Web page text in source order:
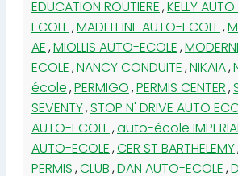
EDUCATION ROUTIERE,KELLY
ECOLE,MADELEINE AUTO-ECOLE,
AE,MIOLLIS AUTO-ECOLE,
ECOLE,NANCY CONDUITE,NIKAIA,
école,PERMIGO,PERMIS CENTER,
SEVENTY,STOP N' DRIVE AUTO
AUTO-ECOLE,auto-école
AUTO-ECOLE,CER ST BARTHELEMY
PERMIS,CLUB,DAN AUTO-ECOLE,